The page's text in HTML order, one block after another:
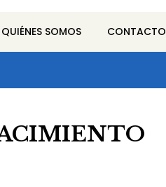
QUIÉNES SOMOS CONTACTO